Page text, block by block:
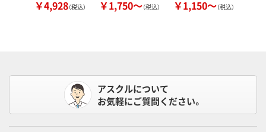
￥4,928（税込） ￥1,750～（税込） ￥1,150～（税込）
アスクルについて
お気軽にご質問ください。